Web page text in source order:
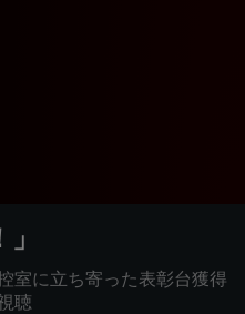
室に立ち寄った表彰台獲得
聴